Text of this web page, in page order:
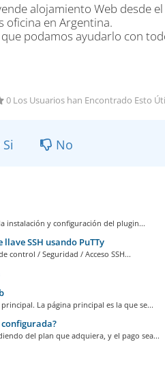
alojamiento Web desde
oficina en Argentina.
podamos ayudarlo con
0 Los Usuarios han Encontrado Esto
Si No
instalación y configuración del plugin...
SSH usando PuTTy
control / Seguridad / Acceso SSH...
La página principal es la que se...
del plan que adquiera, y el pago sea...